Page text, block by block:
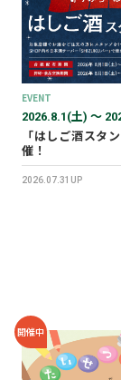
EVENT
2026.8.1(土) 〜
「はしご酒スタ
催！
2026.07.31UP
開催中